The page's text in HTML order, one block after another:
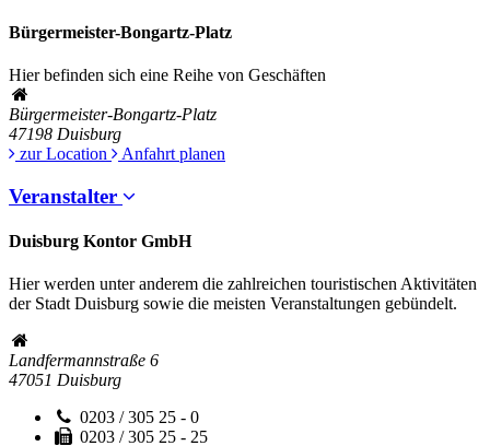
Bürgermeister-Bongartz-Platz
Hier befinden sich eine Reihe von Geschäften
Bürgermeister-Bongartz-Platz
47198 Duisburg
zur Location
Anfahrt planen
Veranstalter
Duisburg Kontor GmbH
Hier werden unter anderem die zahlreichen touristischen Aktivitäten
der Stadt Duisburg sowie die meisten Veranstaltungen gebündelt.
Landfermannstraße 6
47051 Duisburg
0203 / 305 25 - 0
0203 / 305 25 - 25